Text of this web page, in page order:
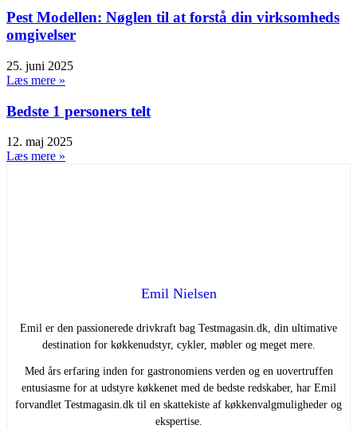
Pest Modellen: Nøglen til at forstå din virksomheds
omgivelser
25. juni 2025
Læs mere »
Bedste 1 personers telt
12. maj 2025
Læs mere »
Emil Nielsen
Emil er den passionerede drivkraft bag Testmagasin.dk, din ultimative
destination for køkkenudstyr, cykler, møbler og meget mere.
Med års erfaring inden for gastronomiens verden og en uovertruffen
entusiasme for at udstyre køkkenet med de bedste redskaber, har Emil
forvandlet Testmagasin.dk til en skattekiste af køkkenvalgmuligheder og
ekspertise.